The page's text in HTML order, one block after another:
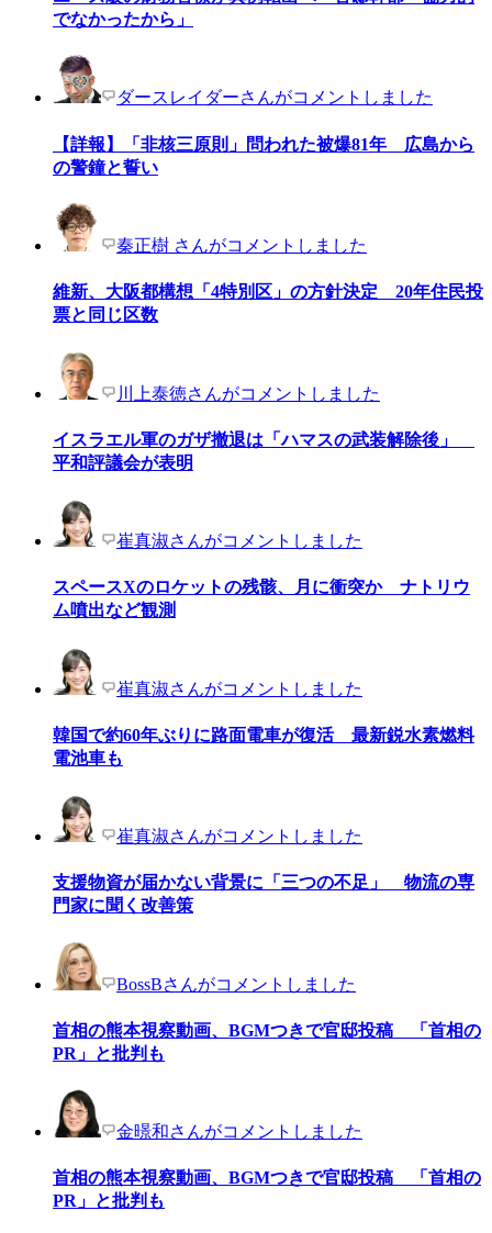
でなかったから」
ダースレイダーさんがコメントしました
【詳報】「非核三原則」問われた被爆81年 広島から
の警鐘と誓い
秦正樹 さんがコメントしました
維新、大阪都構想「4特別区」の方針決定 20年住民投
票と同じ区数
川上泰徳さんがコメントしました
イスラエル軍のガザ撤退は「ハマスの武装解除後」
平和評議会が表明
崔真淑さんがコメントしました
スペースXのロケットの残骸、月に衝突か ナトリウ
ム噴出など観測
崔真淑さんがコメントしました
韓国で約60年ぶりに路面電車が復活 最新鋭水素燃料
電池車も
崔真淑さんがコメントしました
支援物資が届かない背景に「三つの不足」 物流の専
門家に聞く改善策
BossBさんがコメントしました
首相の熊本視察動画、BGMつきで官邸投稿 「首相の
PR」と批判も
金暻和さんがコメントしました
首相の熊本視察動画、BGMつきで官邸投稿 「首相の
PR」と批判も